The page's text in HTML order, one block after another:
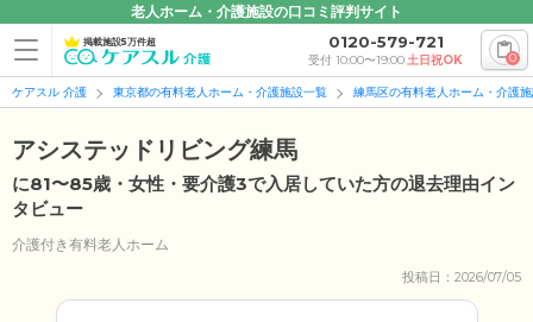
老人ホーム・介護施設の口コミ評判サイト
掲載施設5万件超 0120-579-721
受付 10:00〜19:00土日祝OK 0
ケアスル 介護 東京都の有料老人ホーム・介護施設一覧 練馬区の有料老人ホーム・介護
アシステッドリビング練馬
に81〜85歳・女性・要介護3で入居していた方の退去理由イン
タビュー
介護付き有料老人ホーム
投稿日：2026/07/05